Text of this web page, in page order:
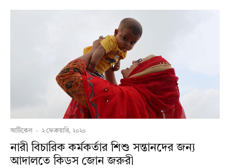
আর্টিকেল · ২ ফেব্রুয়ারি, ২০২০
নারী বিচারিক কর্মকর্তার শিশু সন্তানদের জন্য
আদালতে কিডস জোন জরুরী